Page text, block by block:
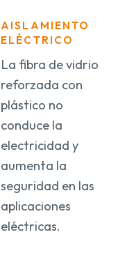
AISLAMIENTO
ELÉCTRICO
La fibra de vidrio
reforzada con
plástico no
conduce la
electricidad y
aumenta la
seguridad en las
aplicaciones
eléctricas.